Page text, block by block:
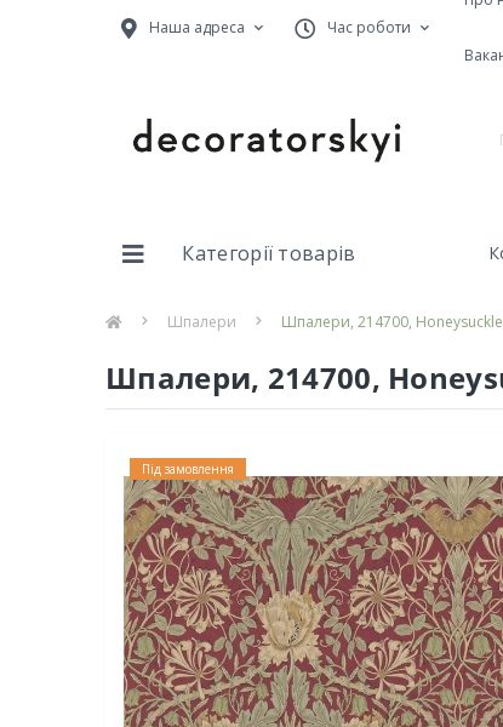
Наша адреса Час роботи
Категорії товарів
Шпалери Шпалери, 214700,
Шпалери, 214700,
Під замовлення